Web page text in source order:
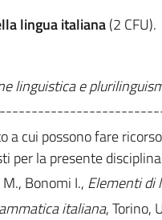
lingua italiana(2 CFU).
linguistica e
a cui possono fare
per la presente
Bonomi I., Elementi di
italiana, Torino,